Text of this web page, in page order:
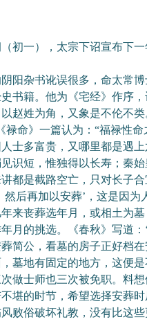
一），太宗下诏宣布下一
杂书讹误很多，命太常博
书籍。他为《宅经》作序
赵姓为角，又象是不伦不
禄命》一篇认为：“福禄性
士多富贵，又哪里都是遇
识短，惟独得以长寿；秦
都是截路空亡，只对长子
然后再加以安葬’，这是因
来丧葬选年月，或相土为
月的挑选。《春秋》写道
简公，看墓的房子正好档
墓地有固定的地方，这便
做士师也三次被免职。料
堪的时节，希望选择安葬
败俗破坏礼教，没有比这